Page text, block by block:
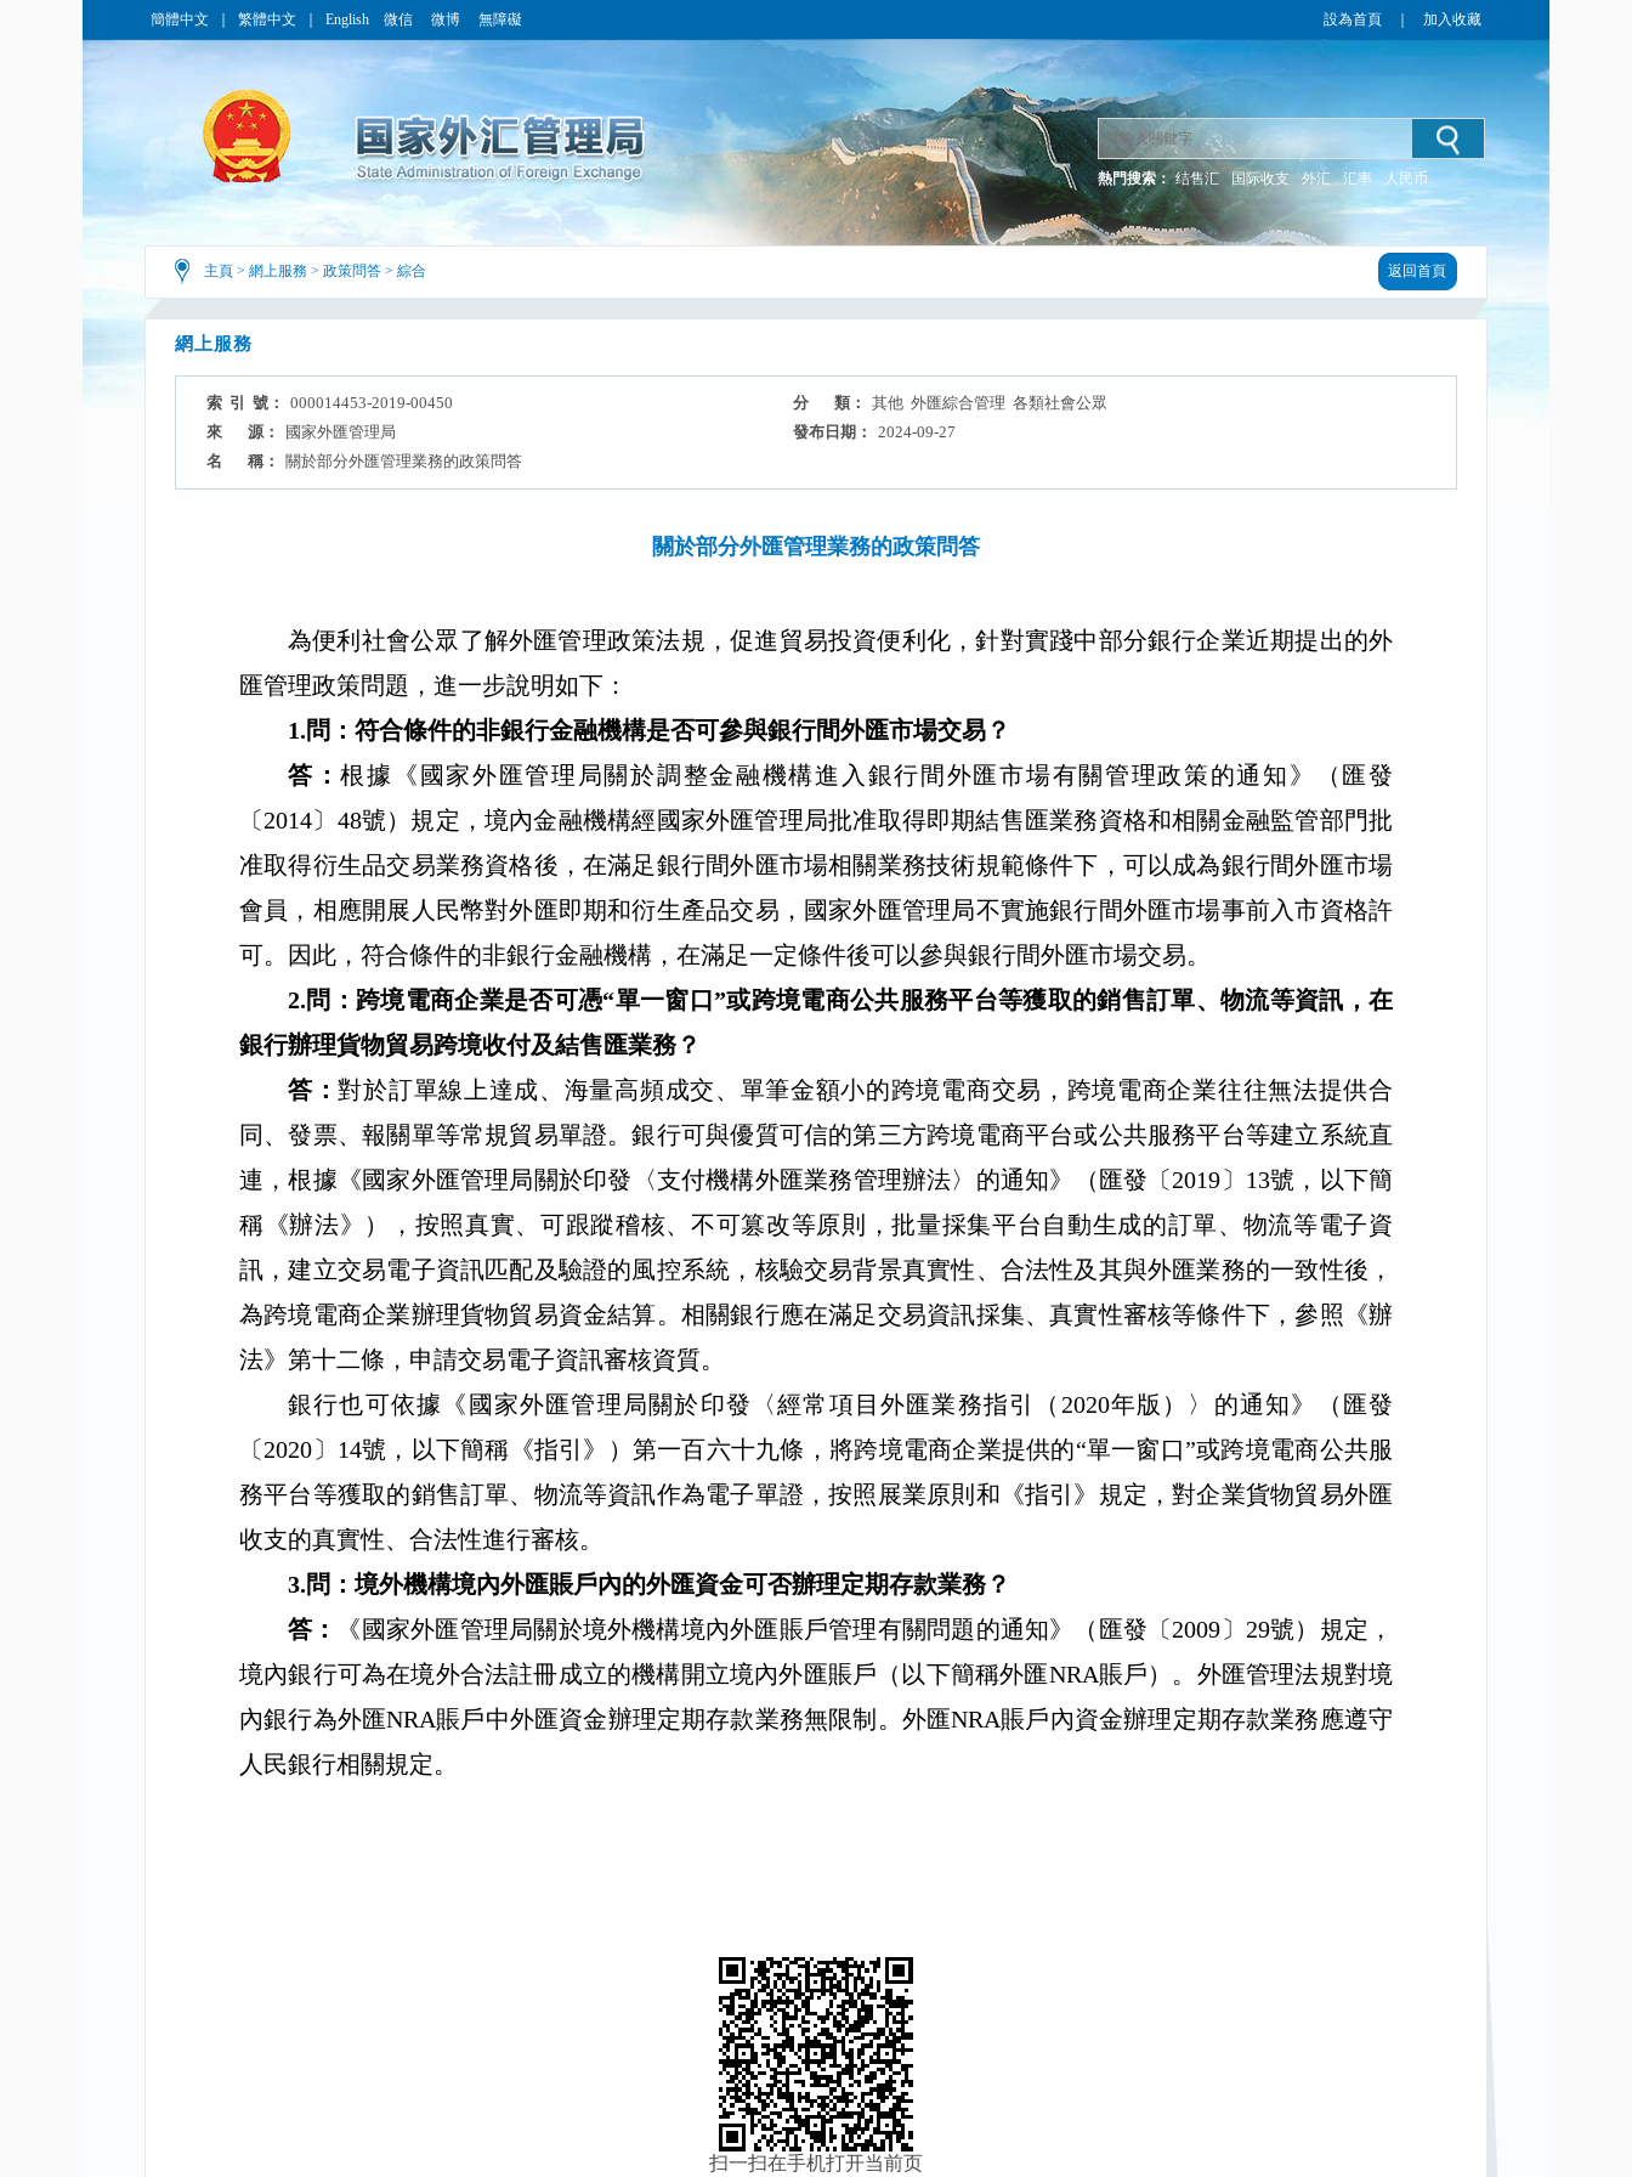
簡體中文 繁體中文 English 微信 微博 無障礙 設為首頁 加入收藏
熱門搜索： 结售汇 国际收支 外汇 汇率 人民币
主頁 > 網上服務 > 政策問答 > 綜合 返回首頁
網上服務
索 引 號： 000014453-2019-00450 分 類：
其他 外匯綜合管理 各類社會公眾
來 源：
國家外匯管理局 發布日期：
2024-09-27
名 稱：
關於部分外匯管理業務的政策問答
關於部分外匯管理業務的政策問答
為便利社會公眾了解外匯管理政策法規，促進貿易投資便利化，針對實踐中部分銀行企業近期提出的外
匯管理政策問題，進一步說明如下：
1.問：符合條件的非銀行金融機構是否可參與銀行間外匯市場交易？
答：根據《國家外匯管理局關於調整金融機構進入銀行間外匯市場有關管理政策的通知》（匯發
〔2014〕 48號）規定，境內金融機構經國家外匯管理局批准取得即期結售匯業務資格和相關金融監管部門批
准取得衍生品交易業務資格後，在滿足銀行間外匯市場相關業務技術規範條件下，可以成為銀行間外匯市場
會員，相應開展人民幣對外匯即期和衍生產品交易，國家外匯管理局不實施銀行間外匯市場事前入市資格許
可。因此，符合條件的非銀行金融機構，在滿足一定條件後可以參與銀行間外匯市場交易。
2.問：跨境電商企業是否可憑“單一窗口”或跨境電商公共服務平台等獲取的銷售訂單、物流等資訊，在
銀行辦理貨物貿易跨境收付及結售匯業務？
答：對於訂單線上達成、海量高頻成交、單筆金額小的跨境電商交易，跨境電商企業往往無法提供合
同、發票、報關單等常規貿易單證。銀行可與優質可信的第三方跨境電商平台或公共服務平台等建立系統直
連，根據 《國家外匯管理局關於印發〈支付機構外匯業務管理辦法〉的通知》（匯發〔2019〕 13號，以下簡
稱《辦法》）， 按照真實、可跟蹤稽核、不可篡改等原則，批量採集平台自動生成的訂單、物流等電子資
訊，建立交易電子資訊匹配及驗證的風控系統，核驗交易背景真實性、合法性及其與外匯業務的一致性後，
為跨境電商企業辦理貨物貿易資金結算。相關銀行應在滿足交易資訊採集、真實性審核等條件下，參照《辦
法》第十二條，申請交易電子資訊審核資質。
銀行也可依據《國家外匯管理局關於印發〈經常項目外匯業務指引（ 2020年版）〉的通知》（匯發
〔2020〕 14號，以下簡稱《指引》）第一百六十九條，將跨境電商企業提供的“單一窗口”或跨境電商公共服
務平台等獲取的銷售訂單、物流等資訊作為電子單證，按照展業原則和《指引》規定，對企業貨物貿易外匯
收支的真實性、合法性進行審核。
3.問：境外機構境內外匯賬戶內的外匯資金可否辦理定期存款業務？
答：
《國家外匯管理局關於境外機構境內外匯賬戶管理有關問題的通知》（匯發〔2009〕 29號）規定，
境內銀行可為在境外合法註冊成立的機構開立境內外匯賬戶（以下簡稱外匯NRA賬戶）。外匯管理法規對境
內銀行為外匯NRA賬戶中外匯資金辦理定期存款業務無限制。外匯NRA賬戶內資金辦理定期存款業務應遵守
人民銀行相關規定。
扫一扫在手机打开当前页